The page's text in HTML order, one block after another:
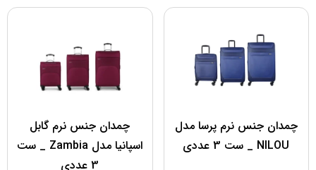
چمدان جنس نرم پرسا مدل
NILOU _ ست 3 عددی
چمدان جنس نرم گابل
اسپانیا مدل Zambia _ ست
3 عددی